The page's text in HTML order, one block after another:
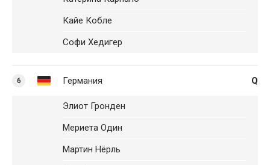
Кайе Кобле
Софи Хедигер
6 Германия Q
Элиот Гронден
Мериета Один
Мартин Нёрль